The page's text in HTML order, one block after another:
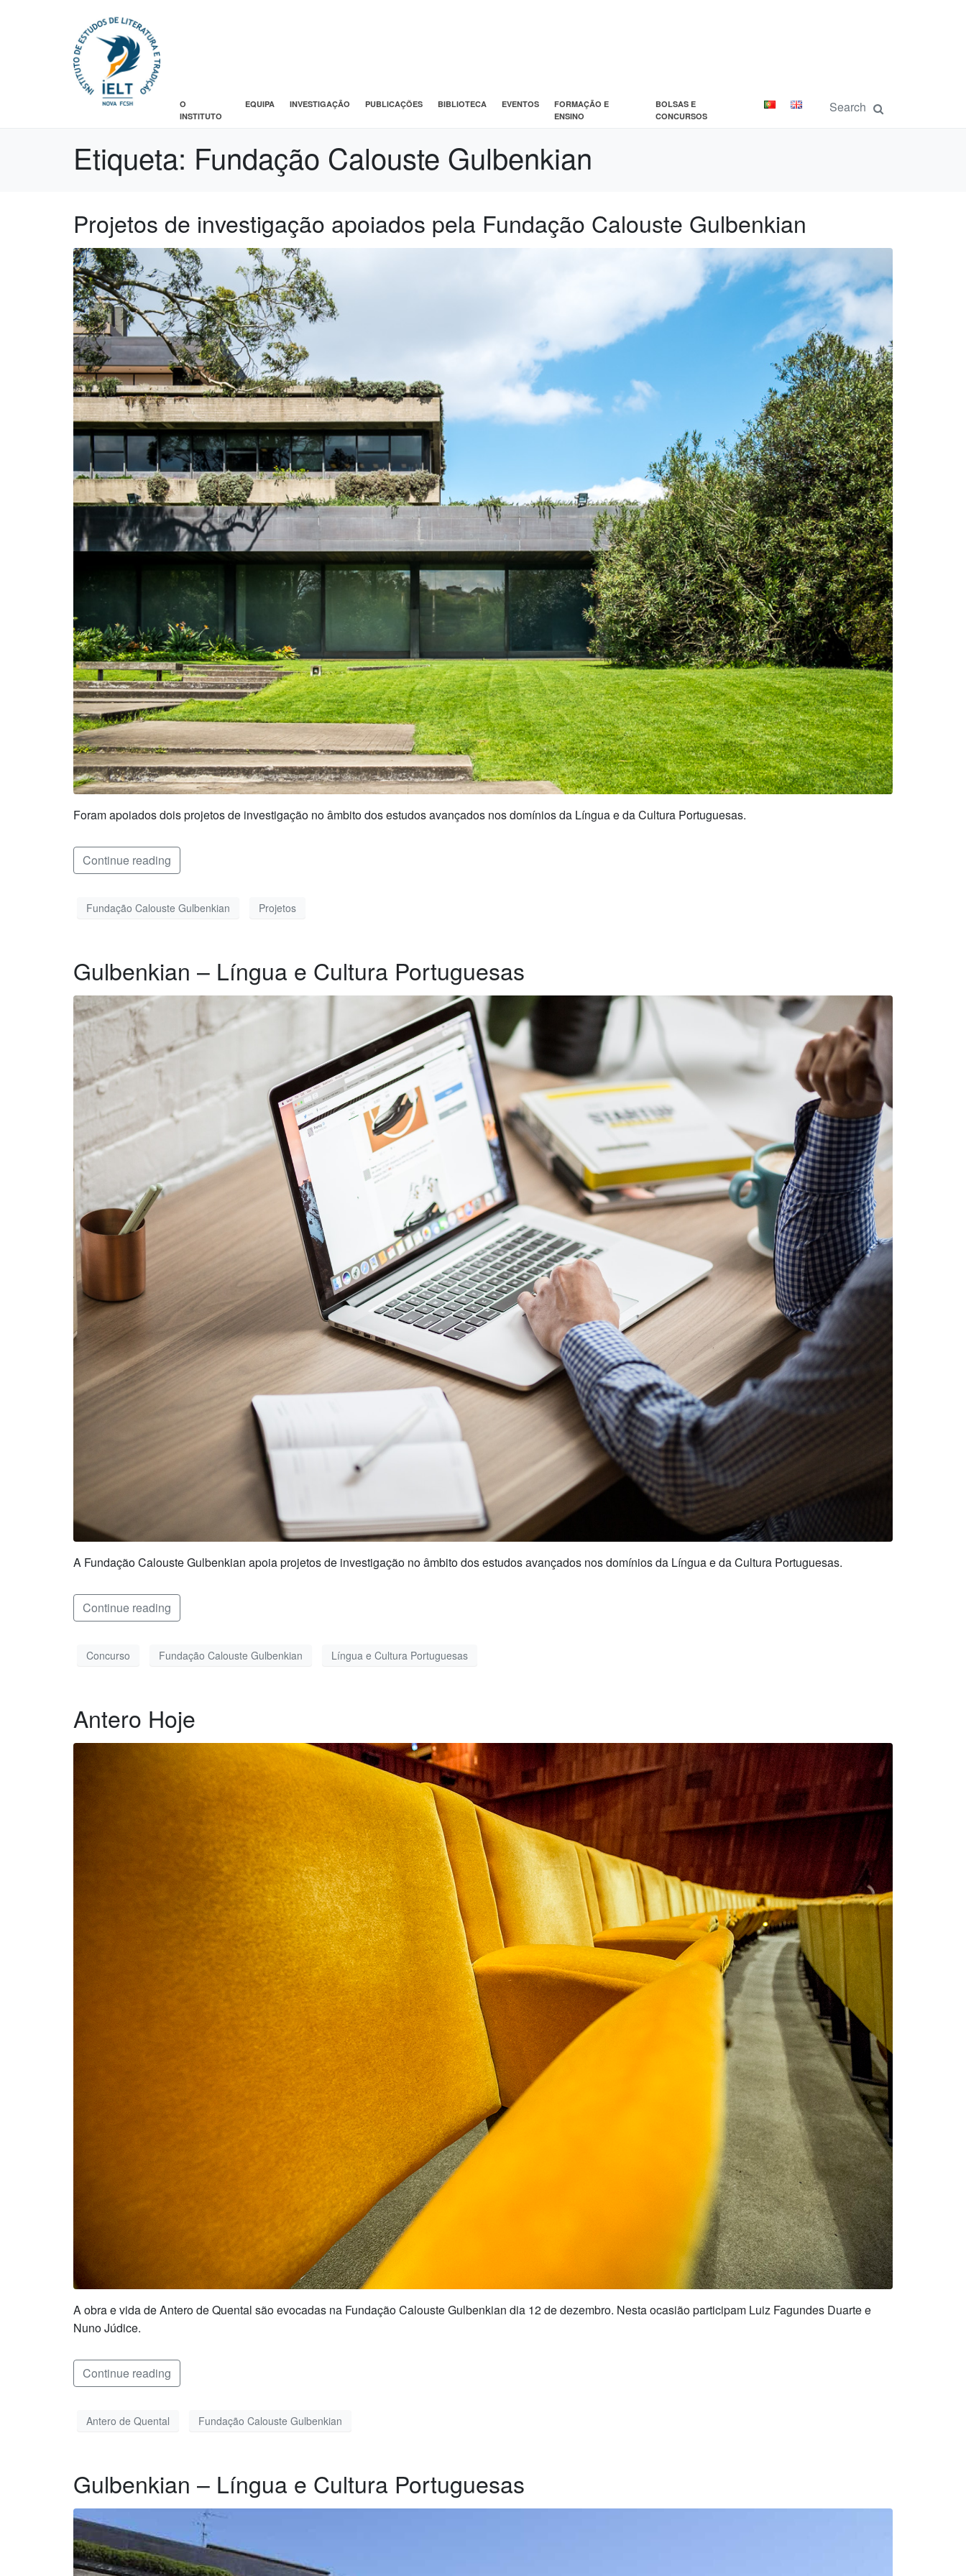
O
INSTITUTO
EQUIPA INVESTIGAÇÃO PUBLICAÇÕES BIBLIOTECA EVENTOS
FORMAÇÃO E
ENSINO
BOLSAS E
CONCURSOS
Etiqueta: Fundação Calouste Gulbenkian
Projetos de investigação apoiados pela Fundação Calouste Gulbenkian
Foram apoiados dois projetos de investigação no âmbito dos estudos avançados nos domínios da Língua e da Cultura Portuguesas.
Continue reading
Fundação Calouste Gulbenkian Projetos
Gulbenkian – Língua e Cultura Portuguesas
A Fundação Calouste Gulbenkian apoia projetos de investigação no âmbito dos estudos avançados nos domínios da Língua e da Cultura Portuguesas.
Continue reading
Concurso Fundação Calouste Gulbenkian Língua e Cultura Portuguesas
Antero Hoje
A obra e vida de Antero de Quental são evocadas na Fundação Calouste Gulbenkian dia 12 de dezembro. Nesta ocasião participam Luiz Fagundes Duarte e
Nuno Júdice.
Continue reading
Antero de Quental Fundação Calouste Gulbenkian
Gulbenkian – Língua e Cultura Portuguesas